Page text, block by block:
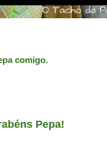
comigo.
Pepa!